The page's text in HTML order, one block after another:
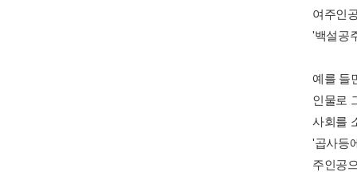
여주인
'백설공
예를 들
인물로
사회를
'곱사등
주인공